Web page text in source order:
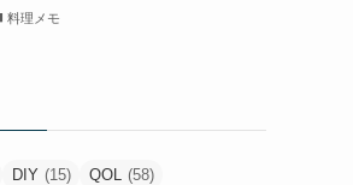
料理メモ
DIY (15) QOL (58)